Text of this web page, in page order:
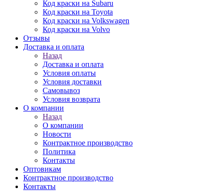
Код краски на Subaru
Код краски на Toyota
Код краски на Volkswagen
Код краски на Volvo
Отзывы
Доставка и оплата
Назад
Доставка и оплата
Условия оплаты
Условия доставки
Самовывоз
Условия возврата
О компании
Назад
О компании
Новости
Контрактное производство
Политика
Контакты
Оптовикам
Контрактное производство
Контакты